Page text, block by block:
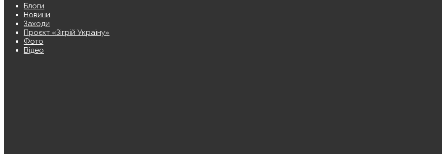
Блоги
Новини
Заходи
Проєкт «Зігрій Україну»
Фото
Відео